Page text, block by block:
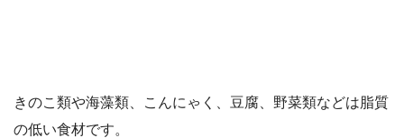
きのこ類や海藻類、こんにゃく、豆腐、野菜類などは脂質
の低い食材です。